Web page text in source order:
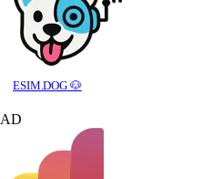
ESIM.DOG 🐶
AD